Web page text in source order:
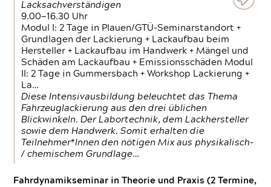
Lacksachverständigen
9.00—16.30 Uhr
Modul I: 2 Tage in Plauen/GTÜ-Seminarstandort +
Grundlagen der Lackierung + Lackaufbau beim
Hersteller + Lackaufbau im Handwerk + Mängel und
Schäden am Lackaufbau + Emissionsschäden Modul
II: 2 Tage in Gummersbach + Workshop Lackierung +
La…
Diese Intensivausbildung beleuchtet das Thema
Fahrzeuglackierung aus den drei üblichen
Blickwinkeln. Der Labortechnik, dem Lackhersteller
sowie dem Handwerk. Somit erhalten die
Teilnehmer*Innen den nötigen Mix aus physikalisch-
/ chemischem Grundlage…
Fahrdynamikseminar in Theorie und Praxis (2 Termine,